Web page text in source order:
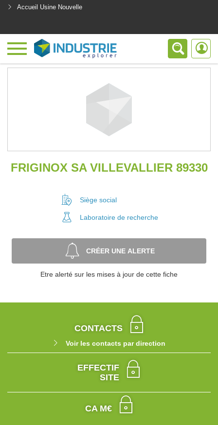
Accueil Usine Nouvelle
FRIGINOX SA VILLEVALLIER 89330
Siège social
Laboratoire de recherche
CRÉER UNE ALERTE
Etre alerté sur les mises à jour de cette fiche
CONTACTS
Voir les contacts par direction
EFFECTIF
SITE
CA M€